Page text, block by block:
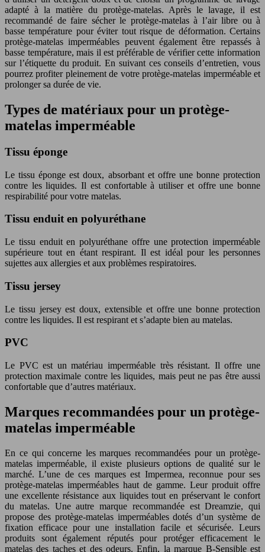
adapté à la matière du protège-matelas. Après le lavage, il est
recommandé de faire sécher le protège-matelas à l’air libre ou à
basse température pour éviter tout risque de déformation. Certains
protège-matelas imperméables peuvent également être repassés à
basse température, mais il est préférable de vérifier cette information
sur l’étiquette du produit. En suivant ces conseils d’entretien, vous
pourrez profiter pleinement de votre protège-matelas imperméable et
prolonger sa durée de vie.
Types de matériaux pour un protège-
matelas imperméable
Tissu éponge
Le tissu éponge est doux, absorbant et offre une bonne protection
contre les liquides. Il est confortable à utiliser et offre une bonne
respirabilité pour votre matelas.
Tissu enduit en polyuréthane
Le tissu enduit en polyuréthane offre une protection imperméable
supérieure tout en étant respirant. Il est idéal pour les personnes
sujettes aux allergies et aux problèmes respiratoires.
Tissu jersey
Le tissu jersey est doux, extensible et offre une bonne protection
contre les liquides. Il est respirant et s’adapte bien au matelas.
PVC
Le PVC est un matériau imperméable très résistant. Il offre une
protection maximale contre les liquides, mais peut ne pas être aussi
confortable que d’autres matériaux.
Marques recommandées pour un protège-
matelas imperméable
En ce qui concerne les marques recommandées pour un protège-
matelas imperméable, il existe plusieurs options de qualité sur le
marché. L’une de ces marques est Impermea, reconnue pour ses
protège-matelas imperméables haut de gamme. Leur produit offre
une excellente résistance aux liquides tout en préservant le confort
du matelas. Une autre marque recommandée est Dreamzie, qui
propose des protège-matelas imperméables dotés d’un système de
fixation efficace pour une installation facile et sécurisée. Leurs
produits sont également réputés pour protéger efficacement le
matelas des taches et des odeurs. Enfin, la marque B-Sensible est